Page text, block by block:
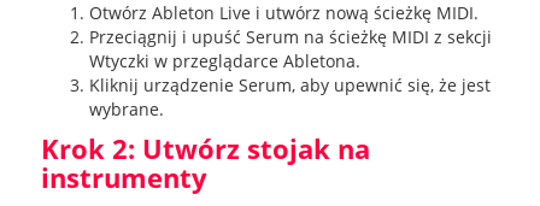
Otwórz Ableton Live i utwórz nową ścieżkę MIDI.
Przeciągnij i upuść Serum na ścieżkę MIDI z sekcji
Wtyczki w przeglądarce Abletona.
Kliknij urządzenie Serum, aby upewnić się, że jest
wybrane.
Krok 2: Utwórz stojak na
instrumenty